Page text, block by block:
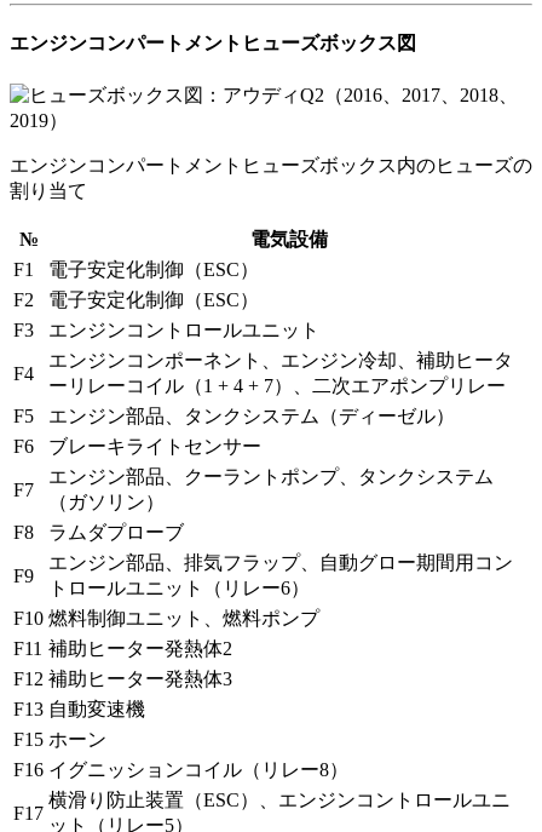
エンジンコンパートメントヒューズボックス図
エンジンコンパートメントヒューズボックス内のヒューズの
割り当て
№
電気設備
F1
電子安定化制御（ESC）
F2
電子安定化制御（ESC）
F3
エンジンコントロールユニット
F4
エンジンコンポーネント、エンジン冷却、補助ヒータ
ーリレーコイル（1 + 4 + 7）、二次エアポンプリレー
F5
エンジン部品、タンクシステム（ディーゼル）
F6
ブレーキライトセンサー
F7
エンジン部品、クーラントポンプ、タンクシステム
（ガソリン）
F8
ラムダプローブ
F9
エンジン部品、排気フラップ、自動グロー期間用コン
トロールユニット（リレー6）
F10 燃料制御ユニット、燃料ポンプ
F11 補助ヒーター発熱体2
F12 補助ヒーター発熱体3
F13 自動変速機
F15 ホーン
F16 イグニッションコイル（リレー8）
F17
横滑り防止装置（ESC）、エンジンコントロールユニ
ット（リレー5）